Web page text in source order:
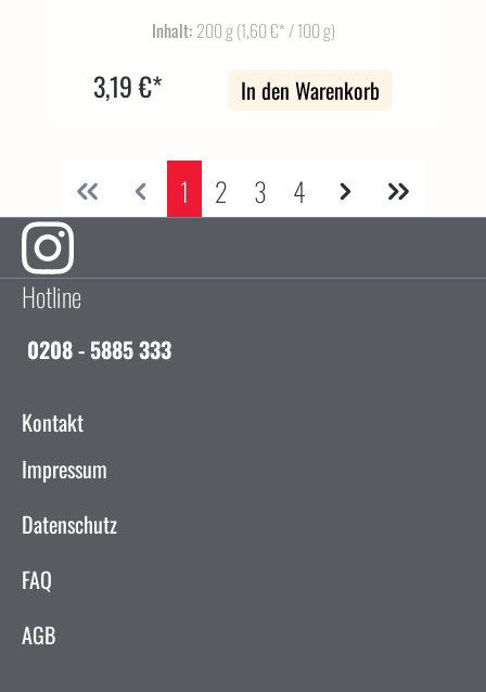
Inhalt: 200 g(1,60 €* / 100 g)
3,19 €* In den Warenkorb
1 2 3 4
Hotline
0208 - 5885 333
Kontakt
Impressum
Datenschutz
FAQ
AGB